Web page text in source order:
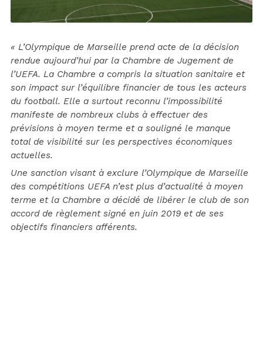
« L’Olympique de Marseille prend acte de la décision
rendue aujourd’hui par la Chambre de Jugement de
l’UEFA. La Chambre a compris la situation sanitaire et
son impact sur l’équilibre financier de tous les acteurs
du football. Elle a surtout reconnu l’impossibilité
manifeste de nombreux clubs à effectuer des
prévisions à moyen terme et a souligné le manque
total de visibilité sur les perspectives économiques
actuelles.
Une sanction visant à exclure l’Olympique de Marseille
des compétitions UEFA n’est plus d’actualité à moyen
terme et la Chambre a décidé de libérer le club de son
accord de règlement signé en juin 2019 et de ses
objectifs financiers afférents.